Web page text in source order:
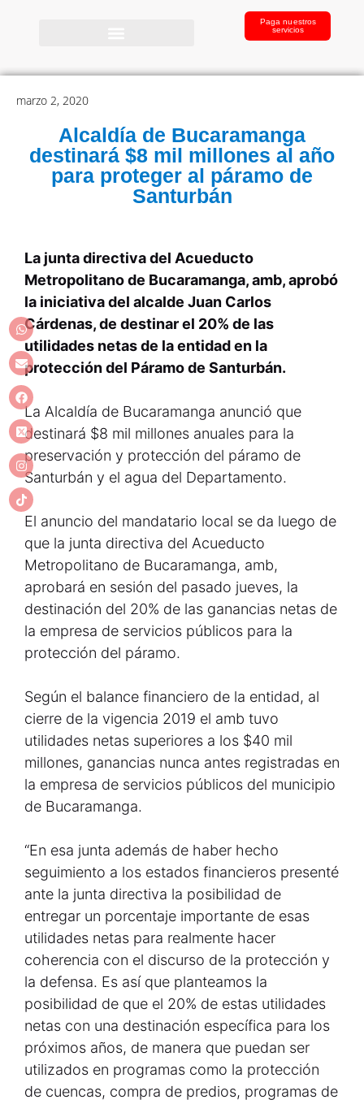
Paga nuestros
servicios
marzo 2, 2020
Alcaldía de Bucaramanga
destinará $8 mil millones al año
para proteger al páramo de
Santurbán
La junta directiva del Acueducto
Metropolitano de Bucaramanga, amb, aprobó
la iniciativa del alcalde Juan Carlos
Cárdenas, de destinar el 20% de las
utilidades netas de la entidad en la
protección del Páramo de Santurbán.
La Alcaldía de Bucaramanga anunció que
destinará $8 mil millones anuales para la
preservación y protección del páramo de
Santurbán y el agua del Departamento.
El anuncio del mandatario local se da luego de
que la junta directiva del Acueducto
Metropolitano de Bucaramanga, amb,
aprobará en sesión del pasado jueves, la
destinación del 20% de las ganancias netas de
la empresa de servicios públicos para la
protección del páramo.
Según el balance financiero de la entidad, al
cierre de la vigencia 2019 el amb tuvo
utilidades netas superiores a los $40 mil
millones, ganancias nunca antes registradas en
la empresa de servicios públicos del municipio
de Bucaramanga.
“En esa junta además de haber hecho
seguimiento a los estados financieros presenté
ante la junta directiva la posibilidad de
entregar un porcentaje importante de esas
utilidades netas para realmente hacer
coherencia con el discurso de la protección y
la defensa. Es así que planteamos la
posibilidad de que el 20% de estas utilidades
netas con una destinación específica para los
próximos años, de manera que puedan ser
utilizados en programas como la protección
de cuencas, compra de predios, programas de